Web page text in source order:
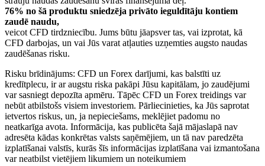
76% no šā produktu sniedzēja privāto ieguldītāju kontiem
zaudē naudu,
veicot CFD tirdzniecību. Jums būtu jāapsver tas, vai izprotat, kā
CFD darbojas, un vai Jūs varat atļauties uzņemties augsto naudas
zaudēšanas risku.
Risku brīdinājums: CFD un Forex darījumi, kas balstīti uz
kredītplecu, ir ar augstu riska pakāpi Jūsu kapitālam, jo zaudējumi
var sasniegt depozīta apmēru. Tāpēc CFD un Forex treidings var
nebūt atbilstošs visiem investoriem. Pārliecinieties, ka Jūs saprotat
ietvertos riskus, un, ja nepieciešams, meklējiet padomu no
neatkarīga avota. Informācija, kas publicēta šajā mājaslapā nav
adresēta kādas konkrētas valsts saņēmējiem, un tā nav paredzēta
izplatīšanai valstīs, kurās šīs informācijas izplatīšana vai izmantošana
var neatbilst vietējiem likumiem un noteikumiem